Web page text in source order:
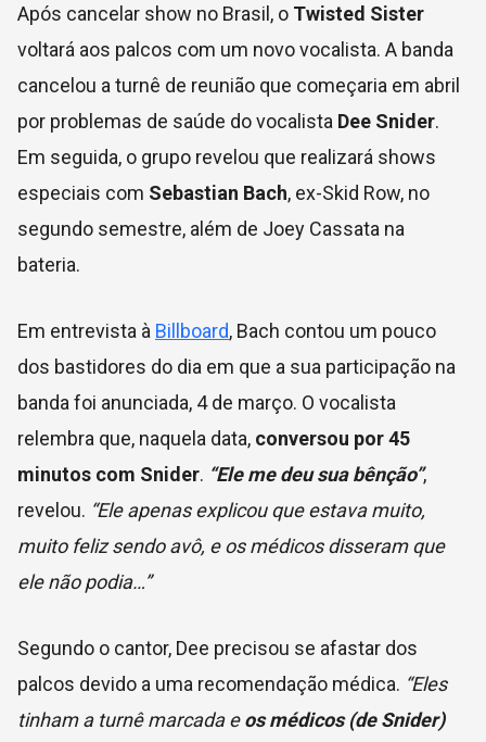
Após cancelar show no Brasil, o Twisted Sister
voltará aos palcos com um novo vocalista. A banda
cancelou a turnê de reunião que começaria em abril
por problemas de saúde do vocalista Dee Snider.
Em seguida, o grupo revelou que realizará shows
especiais com Sebastian Bach, ex-Skid Row, no
segundo semestre, além de Joey Cassata na
bateria.
Em entrevista à Billboard, Bach contou um pouco
dos bastidores do dia em que a sua participação na
banda foi anunciada, 4 de março. O vocalista
relembra que, naquela data, conversou por 45
minutos com Snider. “Ele me deu sua bênção”,
revelou. “Ele apenas explicou que estava muito,
muito feliz sendo avô, e os médicos disseram que
ele não podia…”
Segundo o cantor, Dee precisou se afastar dos
palcos devido a uma recomendação médica. “Eles
tinham a turnê marcada eos médicos (de Snider)